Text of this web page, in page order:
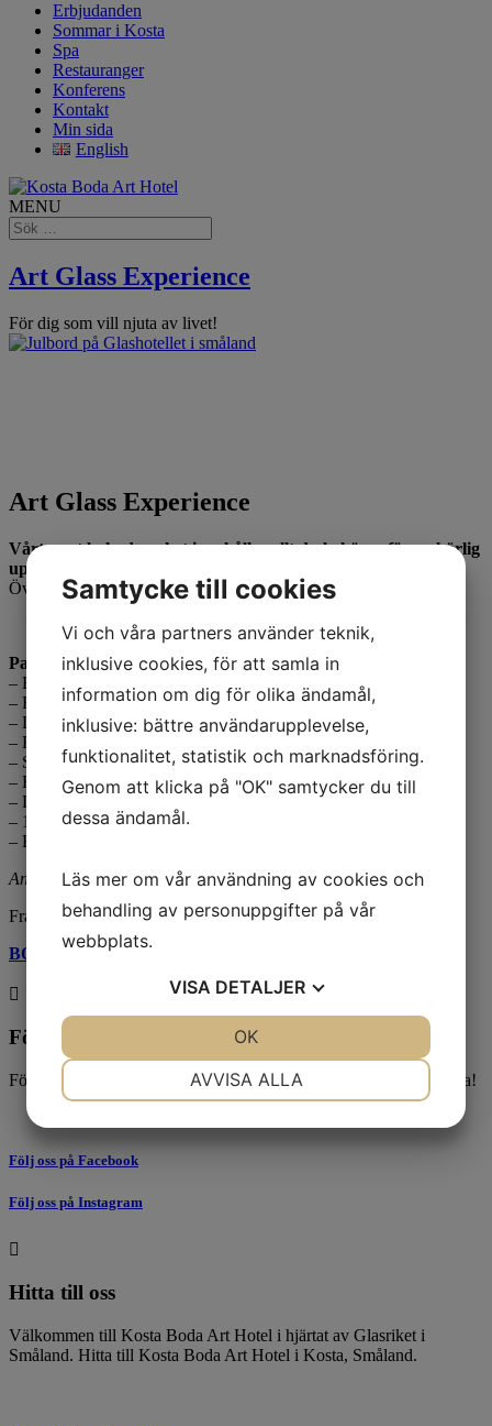
Erbjudanden
Sommar i Kosta
Spa
Restauranger
Konferens
Kontakt
Min sida
English
MENU
Art Glass Experience
För dig som vill njuta av livet!
Art Glass Experience
Vårt mest bokade paket innehåller allt du behöver för en härlig
upplevelse!
Övernattning med frukost, middag & spa
Paketet innehåller:
– En övernattning
– En 3-rätters kvällssupé i Linnéa Art Restaurant
– Lunchbuffé
– Frukostbuffé
– Spaentré
– En unik glasgåva per rum att ta med hem
– Lån av badrock och tofflor under er vistelse
– 10% rabatt i glasshopen på Kosta Boda Art Hotel (ej på unikat)
– Ett fritt besök per person på Kosta Boda Glasbruk
Ankomstdag: måndag till söndag
Från
2 335krper person i dubbelrum.
BOKA DITT PAKET

Följ oss!
Följ oss i sociala medier för se senaste nyheterna och erbjudandena!
Följ oss på Facebook
Följ oss på Instagram

Hitta till oss
Välkommen till Kosta Boda Art Hotel i hjärtat av Glasriket i
Småland. Hitta till Kosta Boda Art Hotel i Kosta, Småland.
Samtycke till cookies
Vi och våra partners använder teknik,
inklusive cookies, för att samla in
information om dig för olika ändamål,
inklusive: bättre användarupplevelse,
funktionalitet, statistik och marknadsföring.
Genom att klicka på "OK" samtycker du till
dessa ändamål.
Läs mer om vår användning av cookies och
behandling av personuppgifter på vår
webbplats.
VISA DETALJER
AVVISA ALLA
OK